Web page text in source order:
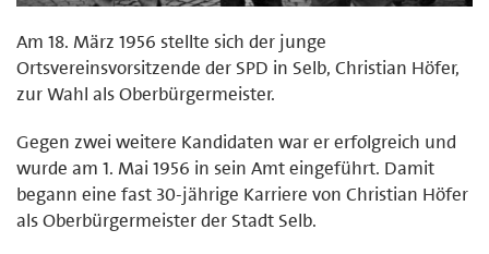
Am 18. März 1956 stellte sich der junge
Ortsvereinsvorsitzende der SPD in Selb, Christian Höfer,
zur Wahl als Oberbürgermeister.
Gegen zwei weitere Kandidaten war er erfolgreich und
wurde am 1. Mai 1956 in sein Amt eingeführt. Damit
begann eine fast 30-jährige Karriere von Christian Höfer
als Oberbürgermeister der Stadt Selb.